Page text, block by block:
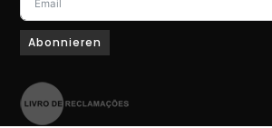
Abonnieren